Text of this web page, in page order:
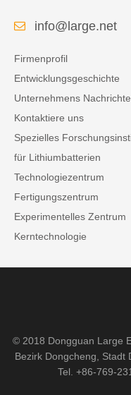
info@large.net
Firmenprofil
Entwicklungsgeschichte
Unternehmens
Kontaktiere uns
Spezielles
für Lithiumbatterien
Technologiezentrum
Fertigungszentrum
Experimentelles Zentrum
Kerntechnologie
© 2018 Dongguan Large
Bezirk Dongcheng, Stadt
Tel. +86-769-